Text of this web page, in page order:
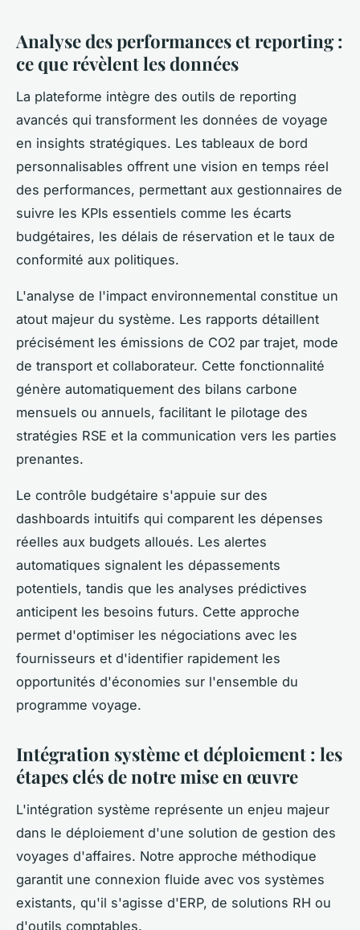
Analyse des performances et reporting :
ce que révèlent les données
La plateforme intègre des outils de reporting
avancés qui transforment les données de voyage
en insights stratégiques. Les tableaux de bord
personnalisables offrent une vision en temps réel
des performances, permettant aux gestionnaires de
suivre les KPIs essentiels comme les écarts
budgétaires, les délais de réservation et le taux de
conformité aux politiques.
L'analyse de l'impact environnemental constitue un
atout majeur du système. Les rapports détaillent
précisément les émissions de CO2 par trajet, mode
de transport et collaborateur. Cette fonctionnalité
génère automatiquement des bilans carbone
mensuels ou annuels, facilitant le pilotage des
stratégies RSE et la communication vers les parties
prenantes.
Le contrôle budgétaire s'appuie sur des
dashboards intuitifs qui comparent les dépenses
réelles aux budgets alloués. Les alertes
automatiques signalent les dépassements
potentiels, tandis que les analyses prédictives
anticipent les besoins futurs. Cette approche
permet d'optimiser les négociations avec les
fournisseurs et d'identifier rapidement les
opportunités d'économies sur l'ensemble du
programme voyage.
Intégration système et déploiement : les
étapes clés de notre mise en œuvre
L'intégration système représente un enjeu majeur
dans le déploiement d'une solution de gestion des
voyages d'affaires. Notre approche méthodique
garantit une connexion fluide avec vos systèmes
existants, qu'il s'agisse d'ERP, de solutions RH ou
d'outils comptables.